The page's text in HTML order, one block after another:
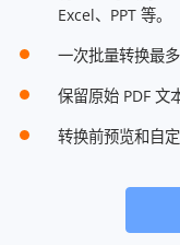
Excel、PPT 等。
一次批量转换最
保留原始 PDF 文
转换前预览和自定